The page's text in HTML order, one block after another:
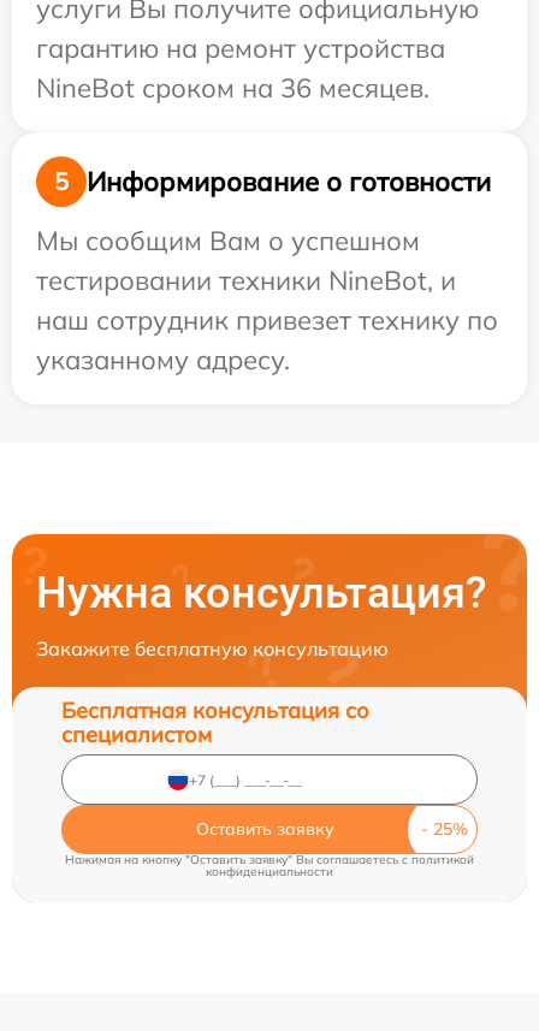
услуги Вы получите официальную
гарантию на ремонт устройства
NineBot сроком на 36 месяцев.
5
Информирование о готовности
Мы сообщим Вам о успешном
тестировании техники NineBot, и
наш сотрудник привезет технику по
указанному адресу.
Нужна консультация?
Закажите бесплатную консультацию
Бесплатная консультация со
специалистом
Оставить заявку
Нажимая на кнопку "Оставить заявку" Вы соглашаетесь c политикой
конфиденциальности